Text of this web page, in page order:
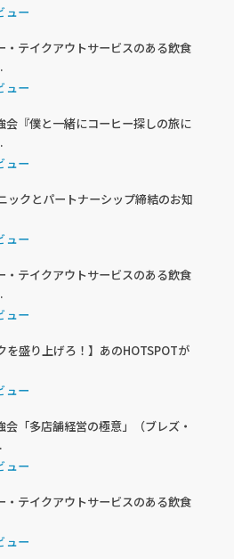
ュー
・テイクアウトサービスのある飲食
ュー
会『僕と一緒にコーヒー探しの旅に
ュー
ックとパートナーシップ締結のお知
ュー
・テイクアウトサービスのある飲食
ュー
を盛り上げろ！】あのHOTSPOTが
ュー
会「多店舗経営の極意」（ブレズ・
ュー
・テイクアウトサービスのある飲食
ュー